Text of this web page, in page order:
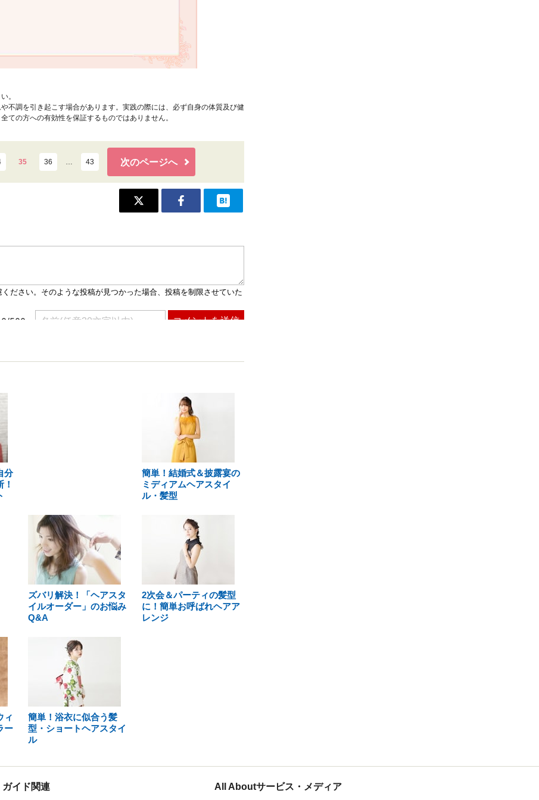
。
不調を引き起こす場合があります。実践の際には、必ず自身の体質及び健
ての方への有効性を保証するものではありません。
35 36 … 43 次のページへ
分
簡単！結婚式＆披露宴の
ミディアムヘアスタイ
ル・髪型
ズバリ解決！「ヘアスタ
イルオーダー」のお悩み
Q&A
2次会＆パーティの髪型
に！簡単お呼ばれヘアア
レンジ
ィ
ー
簡単！浴衣に似合う髪
型・ショートヘアスタイ
ル
ガイド関連 All Aboutサービス・メディア